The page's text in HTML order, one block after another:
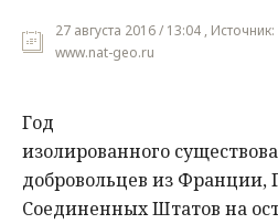
27 августа 2016 / 13:04 ,
www.nat-geo.ru
Год
изолированного
добровольцев из Франции,
Соединенных Штатов на